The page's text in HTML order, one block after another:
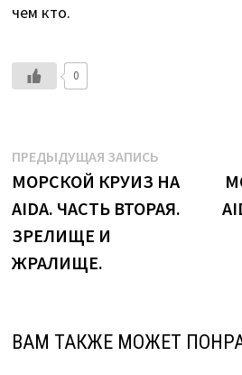
чем кто.
0
Навигация
по
записям
ПРЕДЫДУЩАЯ ЗАПИСЬ
запись:
МОРСКОЙ КРУИЗ НА
AIDA. ЧАСТЬ ВТОРАЯ.
ЗРЕЛИЩЕ И
ЖРАЛИЩЕ.
ВАМ ТАКЖЕ МОЖЕТ